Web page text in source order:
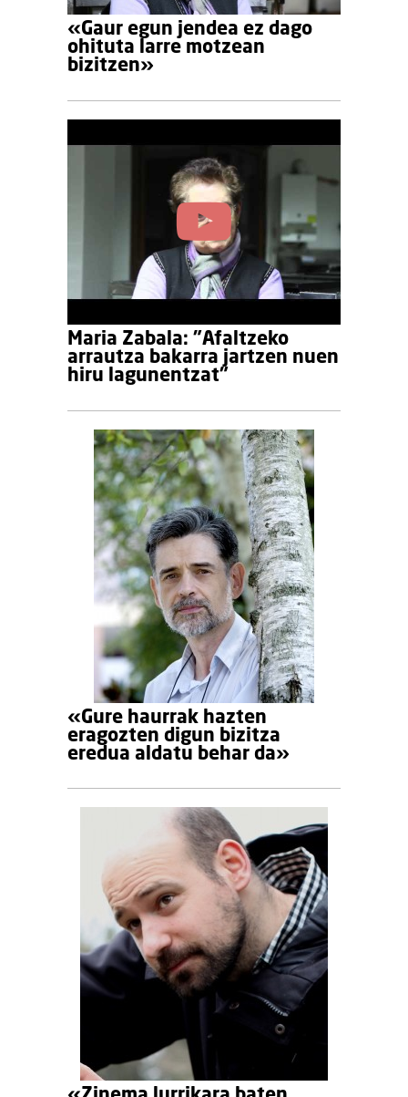
«Gaur egun jendea ez dago
ohituta larre motzean
bizitzen»
Maria Zabala: "Afaltzeko
arrautza bakarra jartzen nuen
hiru lagunentzat"
«Gure haurrak hazten
eragozten digun bizitza
eredua aldatu behar da»